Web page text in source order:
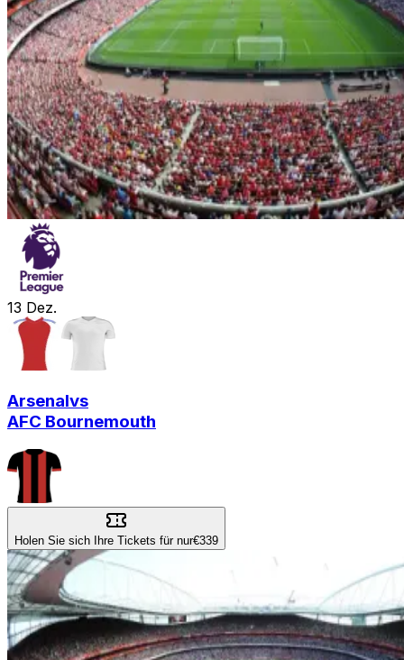
13 Dez.
Arsenalvs
AFC Bournemouth
Holen Sie sich Ihre Tickets für nur€339